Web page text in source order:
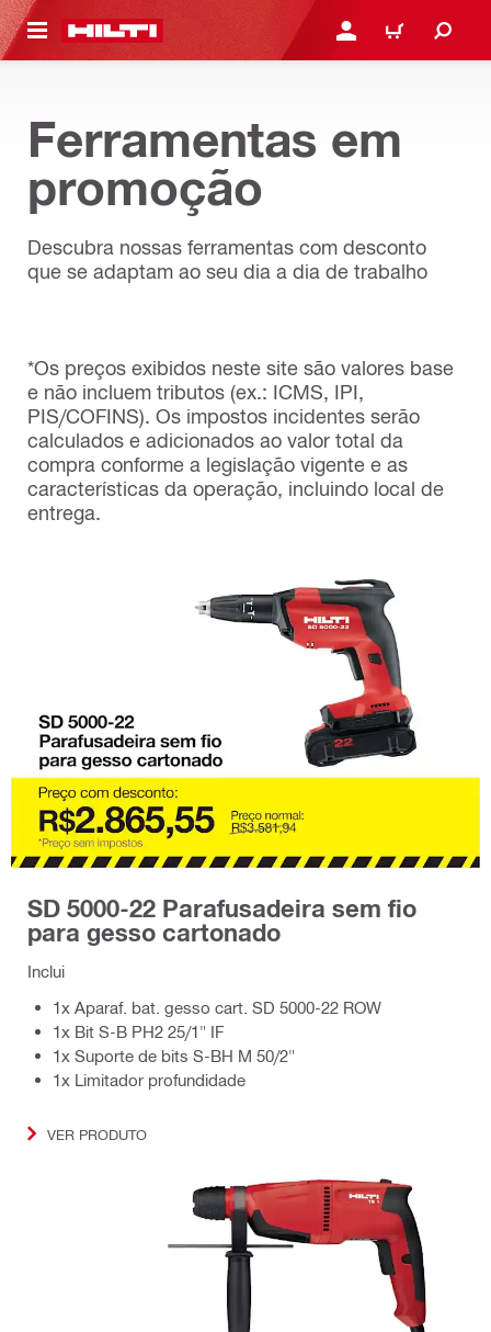
PRINCIPAL ENTRAR OU CADASTRAR
CARRINHO
Ferramentas em
promoção
Descubra nossas ferramentas com desconto
que se adaptam ao seu dia a dia de trabalho
*Os preços exibidos neste site são valores base
e não incluem tributos (ex.: ICMS, IPI,
PIS/COFINS). Os impostos incidentes serão
calculados e adicionados ao valor total da
compra conforme a legislação vigente e as
características da operação, incluindo local de
entrega.
SD 5000-22 Parafusadeira sem fio
para gesso cartonado
Inclui
1x Aparaf. bat. gesso cart. SD 5000-22 ROW
1x Bit S-B PH2 25/1" IF
1x Suporte de bits S-BH M 50/2"
1x Limitador profundidade
VER PRODUTO